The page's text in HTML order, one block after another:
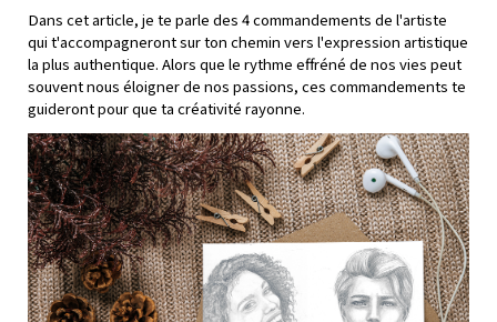
Dans cet article, je te parle des 4 commandements de l'artiste
qui t'accompagneront sur ton chemin vers l'expression artistique
la plus authentique. Alors que le rythme effréné de nos vies peut
souvent nous éloigner de nos passions, ces commandements te
guideront pour que ta créativité rayonne.